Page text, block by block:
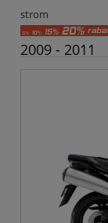
strom
2009 - 2011